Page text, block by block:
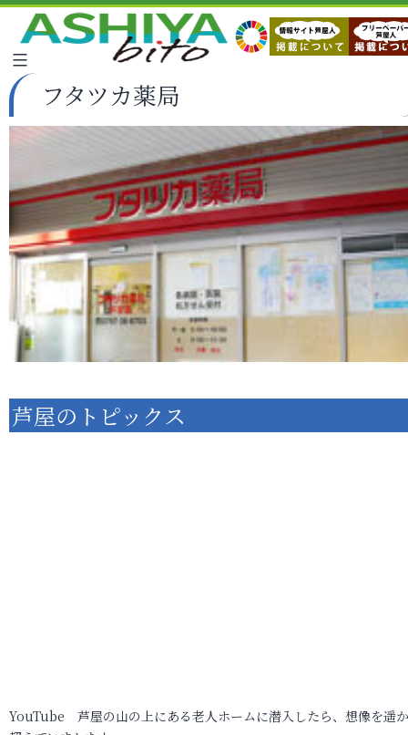
フタツカ薬局
芦屋のトピックス
YouTube 芦屋の山の上にある老人ホームに潜入したら、想像を遥